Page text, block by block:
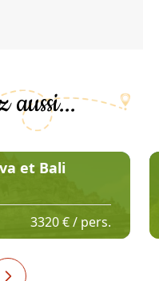
aussi...
et Bali
3320 € / pers.